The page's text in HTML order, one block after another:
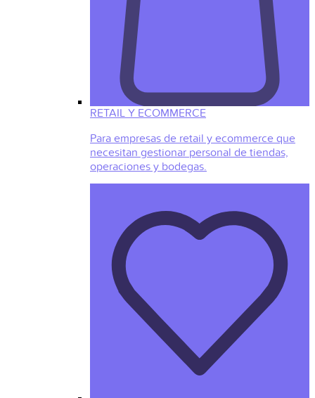
RETAIL Y ECOMMERCE
Para empresas de retail y ecommerce que
necesitan gestionar personal de tiendas,
operaciones y bodegas.